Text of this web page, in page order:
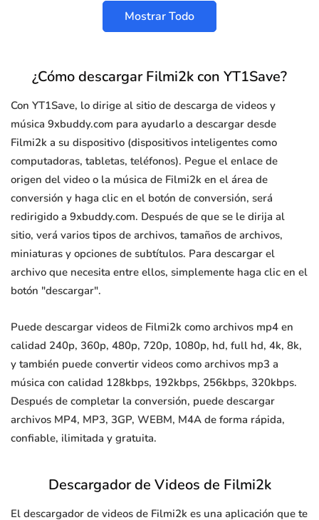
Mostrar Todo
¿Cómo descargar Filmi2k con YT1Save?
Con YT1Save, lo dirige al sitio de descarga de videos y
música 9xbuddy.com para ayudarlo a descargar desde
Filmi2k a su dispositivo (dispositivos inteligentes como
computadoras, tabletas, teléfonos). Pegue el enlace de
origen del video o la música de Filmi2k en el área de
conversión y haga clic en el botón de conversión, será
redirigido a 9xbuddy.com. Después de que se le dirija al
sitio, verá varios tipos de archivos, tamaños de archivos,
miniaturas y opciones de subtítulos. Para descargar el
archivo que necesita entre ellos, simplemente haga clic en el
botón "descargar".
Puede descargar videos de Filmi2k como archivos mp4 en
calidad 240p, 360p, 480p, 720p, 1080p, hd, full hd, 4k, 8k,
y también puede convertir videos como archivos mp3 a
música con calidad 128kbps, 192kbps, 256kbps, 320kbps.
Después de completar la conversión, puede descargar
archivos MP4, MP3, 3GP, WEBM, M4A de forma rápida,
confiable, ilimitada y gratuita.
Descargador de Videos de Filmi2k
El descargador de videos de Filmi2k es una aplicación que te